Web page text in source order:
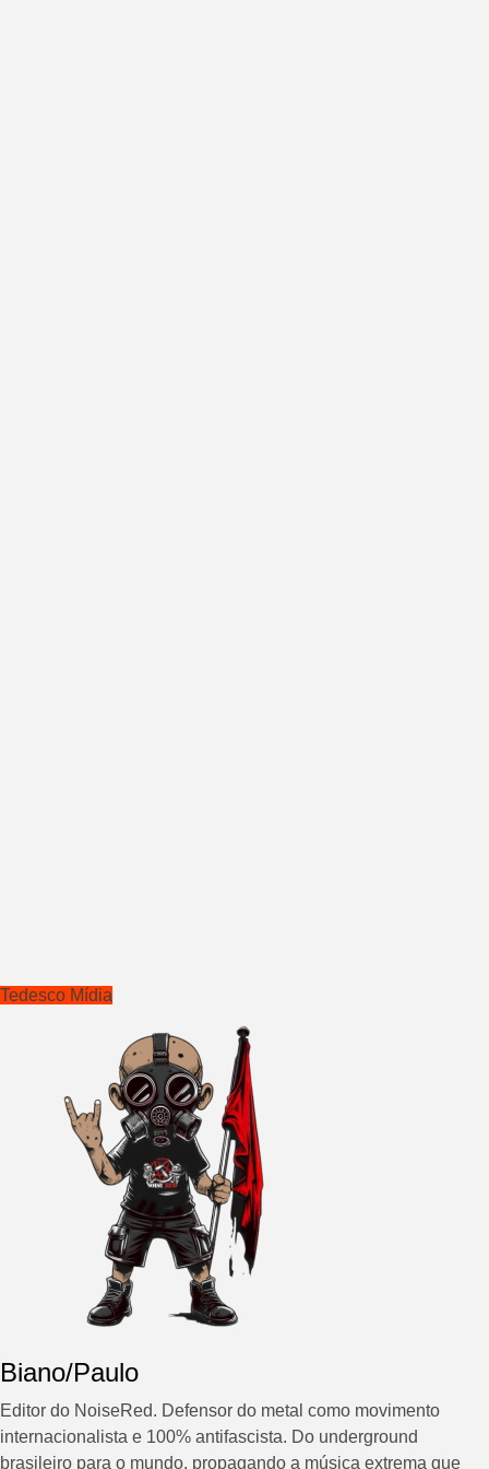
Tedesco Mídia
Biano/Paulo
Editor do NoiseRed. Defensor do metal como movimento
internacionalista e 100% antifascista. Do underground
brasileiro para o mundo, propagando a música extrema que